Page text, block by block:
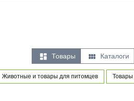
 Товары  Каталоги
Животные и товары для питомцев Товары